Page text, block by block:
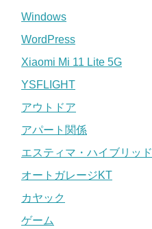
Windows
WordPress
Xiaomi Mi 11 Lite 5G
YSFLIGHT
アウトドア
アパート関係
エスティマ・ハイブリッド
オートガレージKT
カヤック
ゲーム